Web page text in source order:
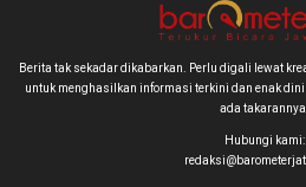
Berita tak sekadar dikabarkan. Perlu digali lewat
untuk menghasilkan informasi terkini dan enak
ada takarannya.
Hubungi kami: